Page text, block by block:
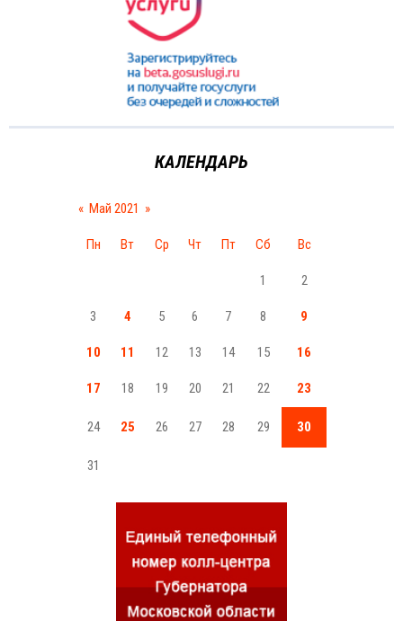
КАЛЕНДАРЬ
« Май 2021 »
Пн Вт Ср Чт Пт Сб Вс
1 2
3 4 5 6 7 8 9
10 11 12 13 14 15 16
17 18 19 20 21 22 23
24 25 26 27 28 29 30
31